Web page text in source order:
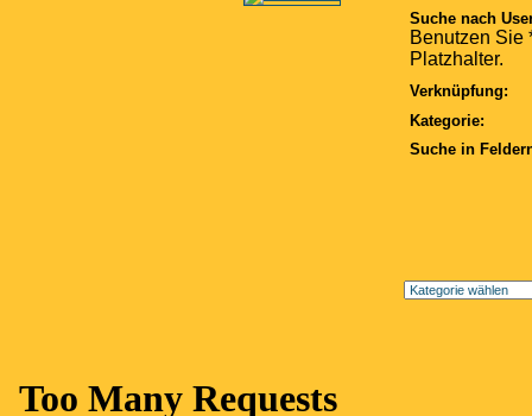
Suche nach
Benutzen Sie
Platzhalter.
Verknüpfung:
Kategorie:
Suche in